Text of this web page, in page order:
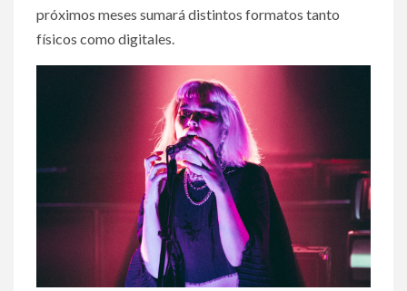
próximos meses sumará distintos formatos tanto
físicos como digitales.